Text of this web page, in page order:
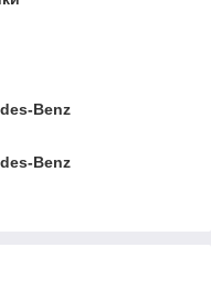
Benz
Benz